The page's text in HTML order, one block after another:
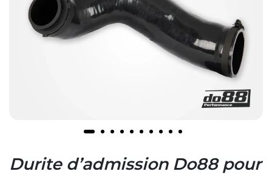
Durite d’admission Do88 pour